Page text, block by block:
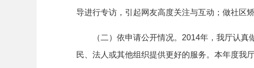
导进行专访，引起网友高度关注与互动；做社区
（二）依申请公开情况。 2014年，我厅认真
民、法人或其他组织提供更好的服务。本年度我